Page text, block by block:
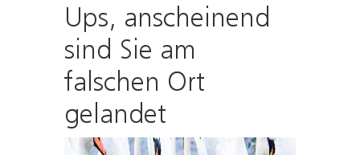
Ups, anscheinend
sind Sie am
falschen Ort
gelandet